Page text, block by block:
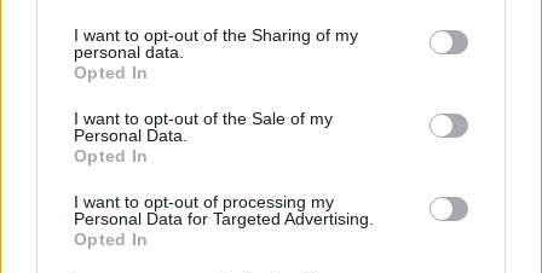
I want to opt-out of the Sharing of my
personal data.
Opted In
I want to opt-out of the Sale of my
Personal Data.
Opted In
I want to opt-out of processing my
Personal Data for Targeted Advertising.
Opted In